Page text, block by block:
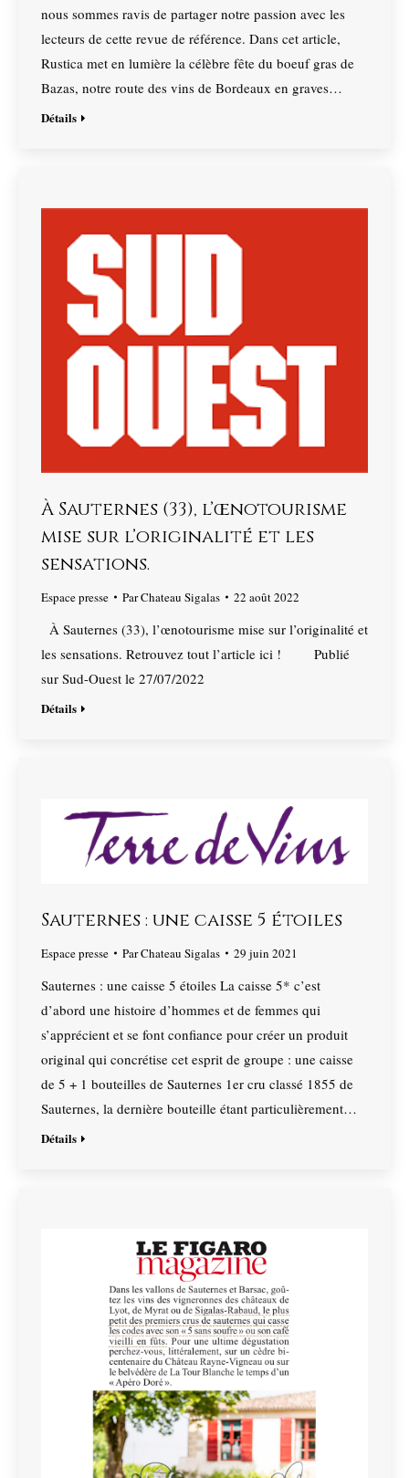
nous sommes ravis de partager notre passion avec les
lecteurs de cette revue de référence. Dans cet article,
Rustica met en lumière la célèbre fête du boeuf gras de
Bazas, notre route des vins de Bordeaux en graves…
Détails
À Sauternes (33), l’œnotourisme
mise sur l’originalité et les
sensations.
Espace presse ParChateau Sigalas 22 août 2022
À Sauternes (33), l’œnotourisme mise sur l’originalité et
les sensations. Retrouvez tout l’article ici ! Publié
sur Sud-Ouest le 27/07/2022
Détails
Sauternes : une caisse 5 étoiles
Espace presse ParChateau Sigalas 29 juin 2021
Sauternes : une caisse 5 étoiles La caisse 5* c’est
d’abord une histoire d’hommes et de femmes qui
s’apprécient et se font confiance pour créer un produit
original qui concrétise cet esprit de groupe : une caisse
de 5 + 1 bouteilles de Sauternes 1er cru classé 1855 de
Sauternes, la dernière bouteille étant particulièrement…
Détails